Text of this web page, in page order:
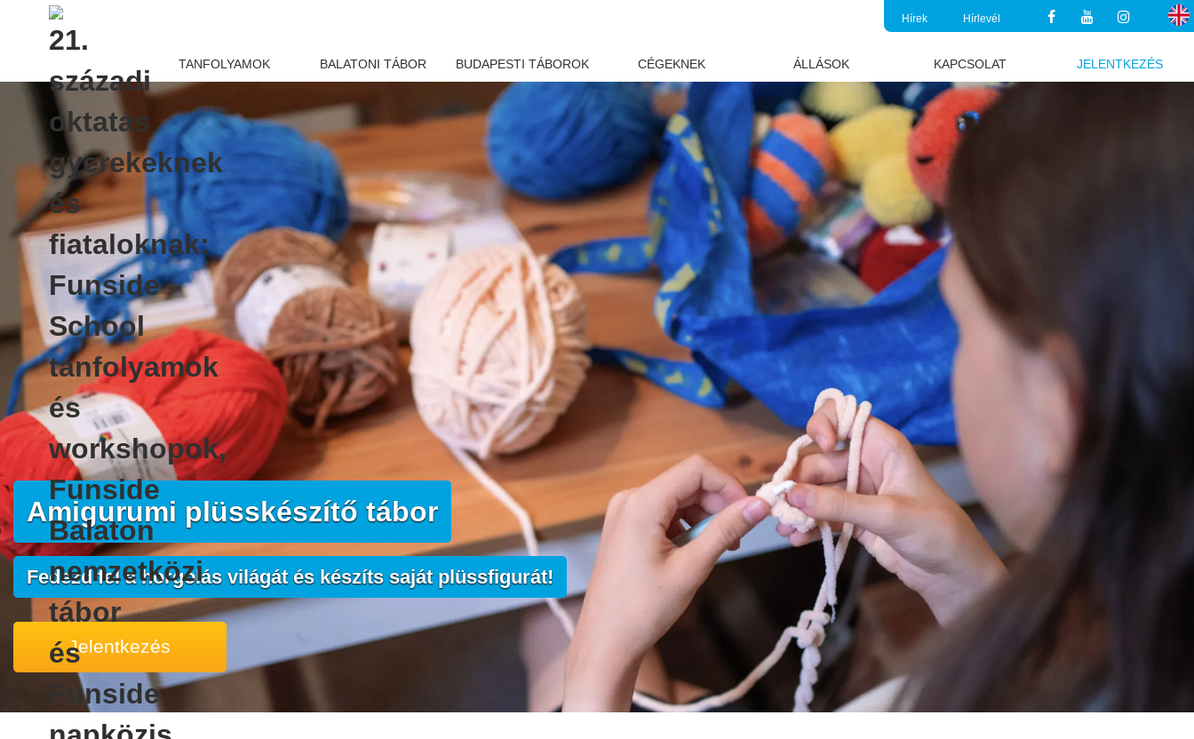
Hírek Hírlevél
TANFOLYAMOK BALATONI TÁBOR BUDAPESTI TÁBOROK CÉGEKNEK ÁLLÁSOK KAPCSOLAT JELENTKEZÉS
Amigurumi plüsskészítő tábor
Fedezd fel a horgolás világát és készíts saját plüssfigurát!
Jelentkezés